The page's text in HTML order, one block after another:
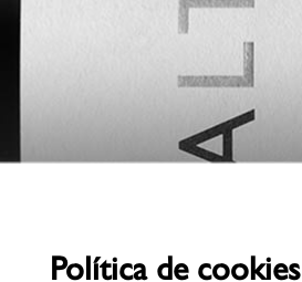
Política de cookies